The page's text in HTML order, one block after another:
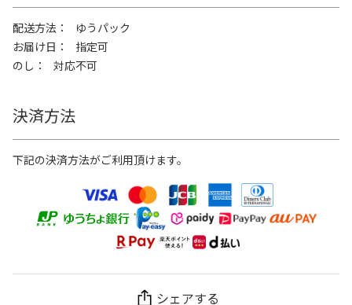
配送方法
ゆうパック
お届け日
指定可
のし
対応不可
決済方法
下記の決済方法がご利用頂けます。
シェアする